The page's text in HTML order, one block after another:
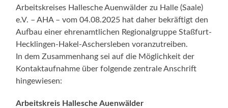
Arbeitskreises Hallesche Auenwälder zu Halle (Saale)
e.V. – AHA – vom 04.08.2025 hat daher bekräftigt den
Aufbau einer ehrenamtlichen Regionalgruppe Staßfurt-
Hecklingen-Hakel-Aschersleben voranzutreiben.
In dem Zusammenhang sei auf die Möglichkeit der
Kontaktaufnahme über folgende zentrale Anschrift
hingewiesen:
Arbeitskreis Hallesche Auenwälder